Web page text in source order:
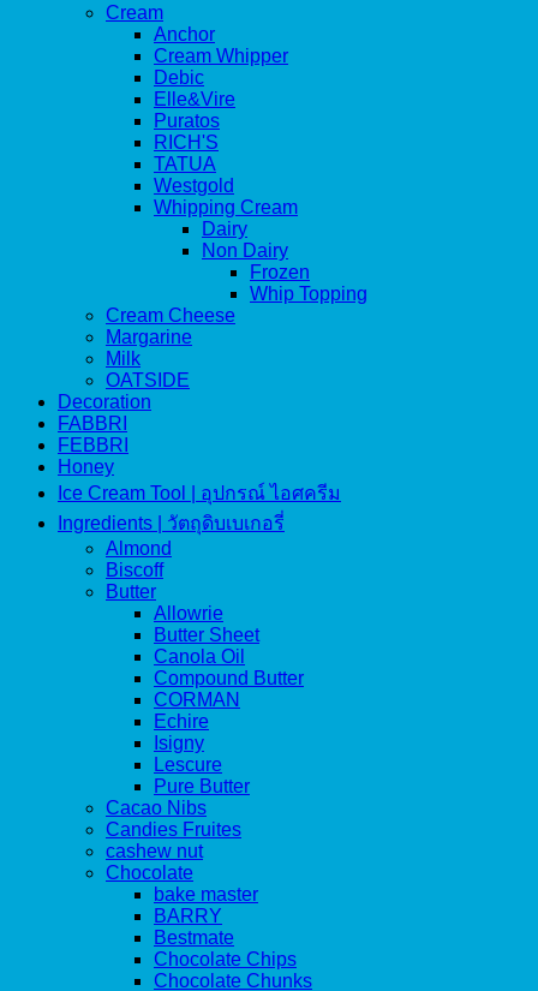
Cream
Anchor
Cream Whipper
Debic
Elle&Vire
Puratos
RICH'S
TATUA
Westgold
Whipping Cream
Dairy
Non Dairy
Frozen
Whip Topping
Cream Cheese
Margarine
Milk
OATSIDE
Decoration
FABBRI
FEBBRI
Honey
Ice Cream Tool | อุปกรณ์ ไอศครีม
Ingredients | วัตถุดิบเบเกอรี่
Almond
Biscoff
Butter
Allowrie
Butter Sheet
Canola Oil
Compound Butter
CORMAN
Echire
Isigny
Lescure
Pure Butter
Cacao Nibs
Candies Fruites
cashew nut
Chocolate
bake master
BARRY
Bestmate
Chocolate Chips
Chocolate Chunks